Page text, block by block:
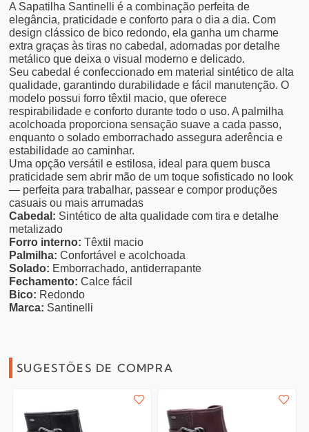
A Sapatilha Santinelli é a combinação perfeita de
elegância, praticidade e conforto para o dia a dia. Com
design clássico de bico redondo, ela ganha um charme
extra graças às tiras no cabedal, adornadas por detalhe
metálico que deixa o visual moderno e delicado.
Seu cabedal é confeccionado em material sintético de alta
qualidade, garantindo durabilidade e fácil manutenção. O
modelo possui forro têxtil macio, que oferece
respirabilidade e conforto durante todo o uso. A palmilha
acolchoada proporciona sensação suave a cada passo,
enquanto o solado emborrachado assegura aderência e
estabilidade ao caminhar.
Uma opção versátil e estilosa, ideal para quem busca
praticidade sem abrir mão de um toque sofisticado no look
— perfeita para trabalhar, passear e compor produções
casuais ou mais arrumadas
Cabedal: Sintético de alta qualidade com tira e detalhe
metalizado
Forro interno: Têxtil macio
Palmilha: Confortável e acolchoada
Solado: Emborrachado, antiderrapante
Fechamento: Calce fácil
Bico: Redondo
Marca: Santinelli
SUGESTÕES DE COMPRA